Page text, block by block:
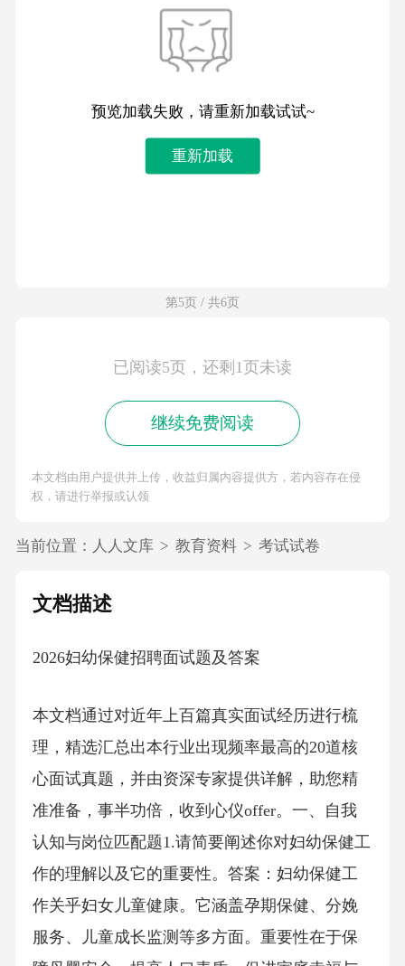
预览加载失败，请重新加载试试~
重新加载
第5页 / 共6页
已阅读5页，还剩1页未读
继续免费阅读
本文档由用户提供并上传，收益归属内容提供方，若内容存在侵
权，请进行举报或认领
当前位置： 人人文库 > 教育资料 > 考试试卷
文档描述
2026妇幼保健招聘面试题及答案
本文档通过对近年上百篇真实面试经历进行梳
理，精选汇总出本行业出现频率最高的20道核
心面试真题，并由资深专家提供详解，助您精
准准备，事半功倍，收到心仪offer。一、自我
认知与岗位匹配题1.请简要阐述你对妇幼保健工
作的理解以及它的重要性。答案：妇幼保健工
作关乎妇女儿童健康。它涵盖孕期保健、分娩
服务、儿童成长监测等多方面。重要性在于保